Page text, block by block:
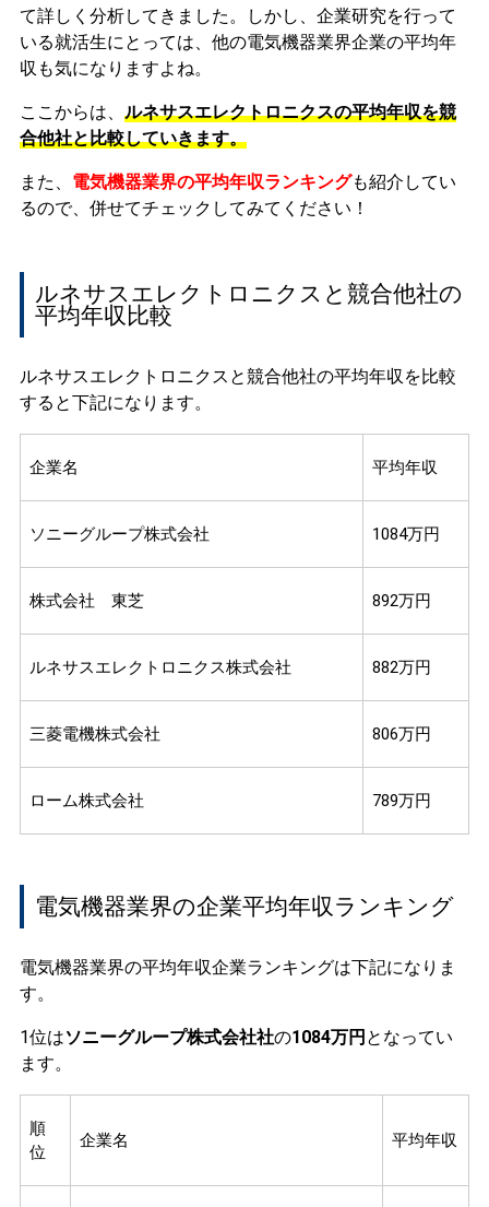
て詳しく分析してきました。しかし、企業研究を行って
いる就活生にとっては、他の電気機器業界企業の平均年
収も気になりますよね。
ここからは、 ルネサスエレクトロニクスの平均年収を競
合他社と比較していきます。
また、 電気機器業界の平均年収ランキングも紹介してい
るので、併せてチェックしてみてください！
ルネサスエレクトロニクスと競合他社の
平均年収比較
ルネサスエレクトロニクスと競合他社の平均年収を比較
すると下記になります。
企業名 平均年収
ソニーグループ株式会社 1084万円
株式会社 東芝 892万円
ルネサスエレクトロニクス株式会社 882万円
三菱電機株式会社 806万円
ローム株式会社 789万円
電気機器業界の企業平均年収ランキング
電気機器業界の平均年収企業ランキングは下記になりま
す。
1位はソニーグループ株式会社社の1084万円 となってい
ます。
順
位
企業名 平均年収